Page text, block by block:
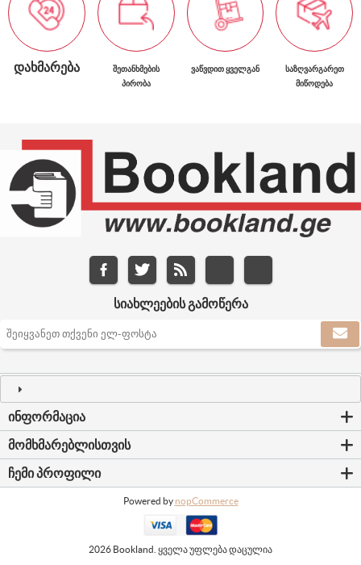
ᲓᲐᲮᲛᲐᲠᲔᲑᲐ
ᲨᲔᲗᲐᲜᲮᲛᲔᲑᲘᲡ
ᲞᲘᲠᲝᲑᲐ
ᲕᲐᲬᲕᲓᲘᲗ ᲧᲕᲔᲚᲒᲐᲜ
ᲡᲐᲖᲦᲕᲐᲠᲒᲐᲠᲔᲗ
ᲛᲘᲬᲝᲓᲔᲑᲐ
ᲡᲘᲐᲮᲚᲔᲔᲑᲘᲡ ᲒᲐᲛᲝᲬᲔᲠᲐ
ᲘᲜᲤᲝᲠᲛᲐᲪᲘᲐ
ᲛᲝᲛᲮᲛᲐᲠᲔᲑᲚᲘᲡᲗᲕᲘᲡ
ᲩᲔᲛᲘ ᲞᲠᲝᲤᲘᲚᲘ
Powered by nopCommerce
2026 Bookland. ყველა უფლება დაცულია